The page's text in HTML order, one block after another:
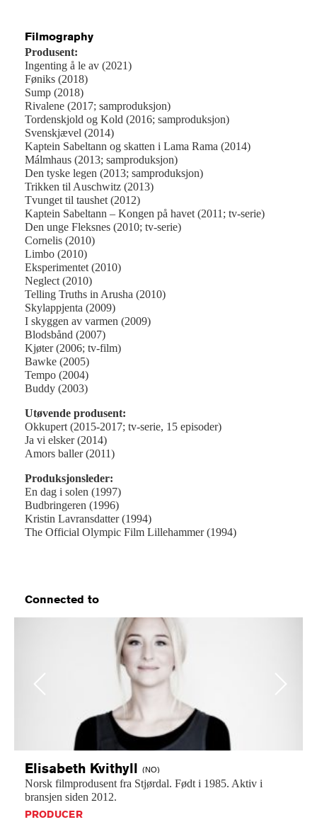
Filmography
Produsent:
Ingenting å le av (2021)
Føniks (2018)
Sump (2018)
Rivalene (2017; samproduksjon)
Tordenskjold og Kold (2016; samproduksjon)
Svenskjævel (2014)
Kaptein Sabeltann og skatten i Lama Rama (2014)
Málmhaus (2013; samproduksjon)
Den tyske legen (2013; samproduksjon)
Trikken til Auschwitz (2013)
Tvunget til taushet (2012)
Kaptein Sabeltann – Kongen på havet (2011; tv-serie)
Den unge Fleksnes (2010; tv-serie)
Cornelis (2010)
Limbo (2010)
Eksperimentet (2010)
Neglect (2010)
Telling Truths in Arusha (2010)
Skylappjenta (2009)
I skyggen av varmen (2009)
Blodsbånd (2007)
Kjøter (2006; tv-film)
Bawke (2005)
Tempo (2004)
Buddy (2003)
Utøvende produsent:
Okkupert (2015-2017; tv-serie, 15 episoder)
Ja vi elsker (2014)
Amors baller (2011)
Produksjonsleder:
En dag i solen (1997)
Budbringeren (1996)
Kristin Lavransdatter (1994)
The Official Olympic Film Lillehammer (1994)
Connected to
Previous
Elisabeth Kvithyll (NO)
Norsk filmprodusent fra Stjørdal. Født i 1985. Aktiv i
bransjen siden 2012.
PRODUCER